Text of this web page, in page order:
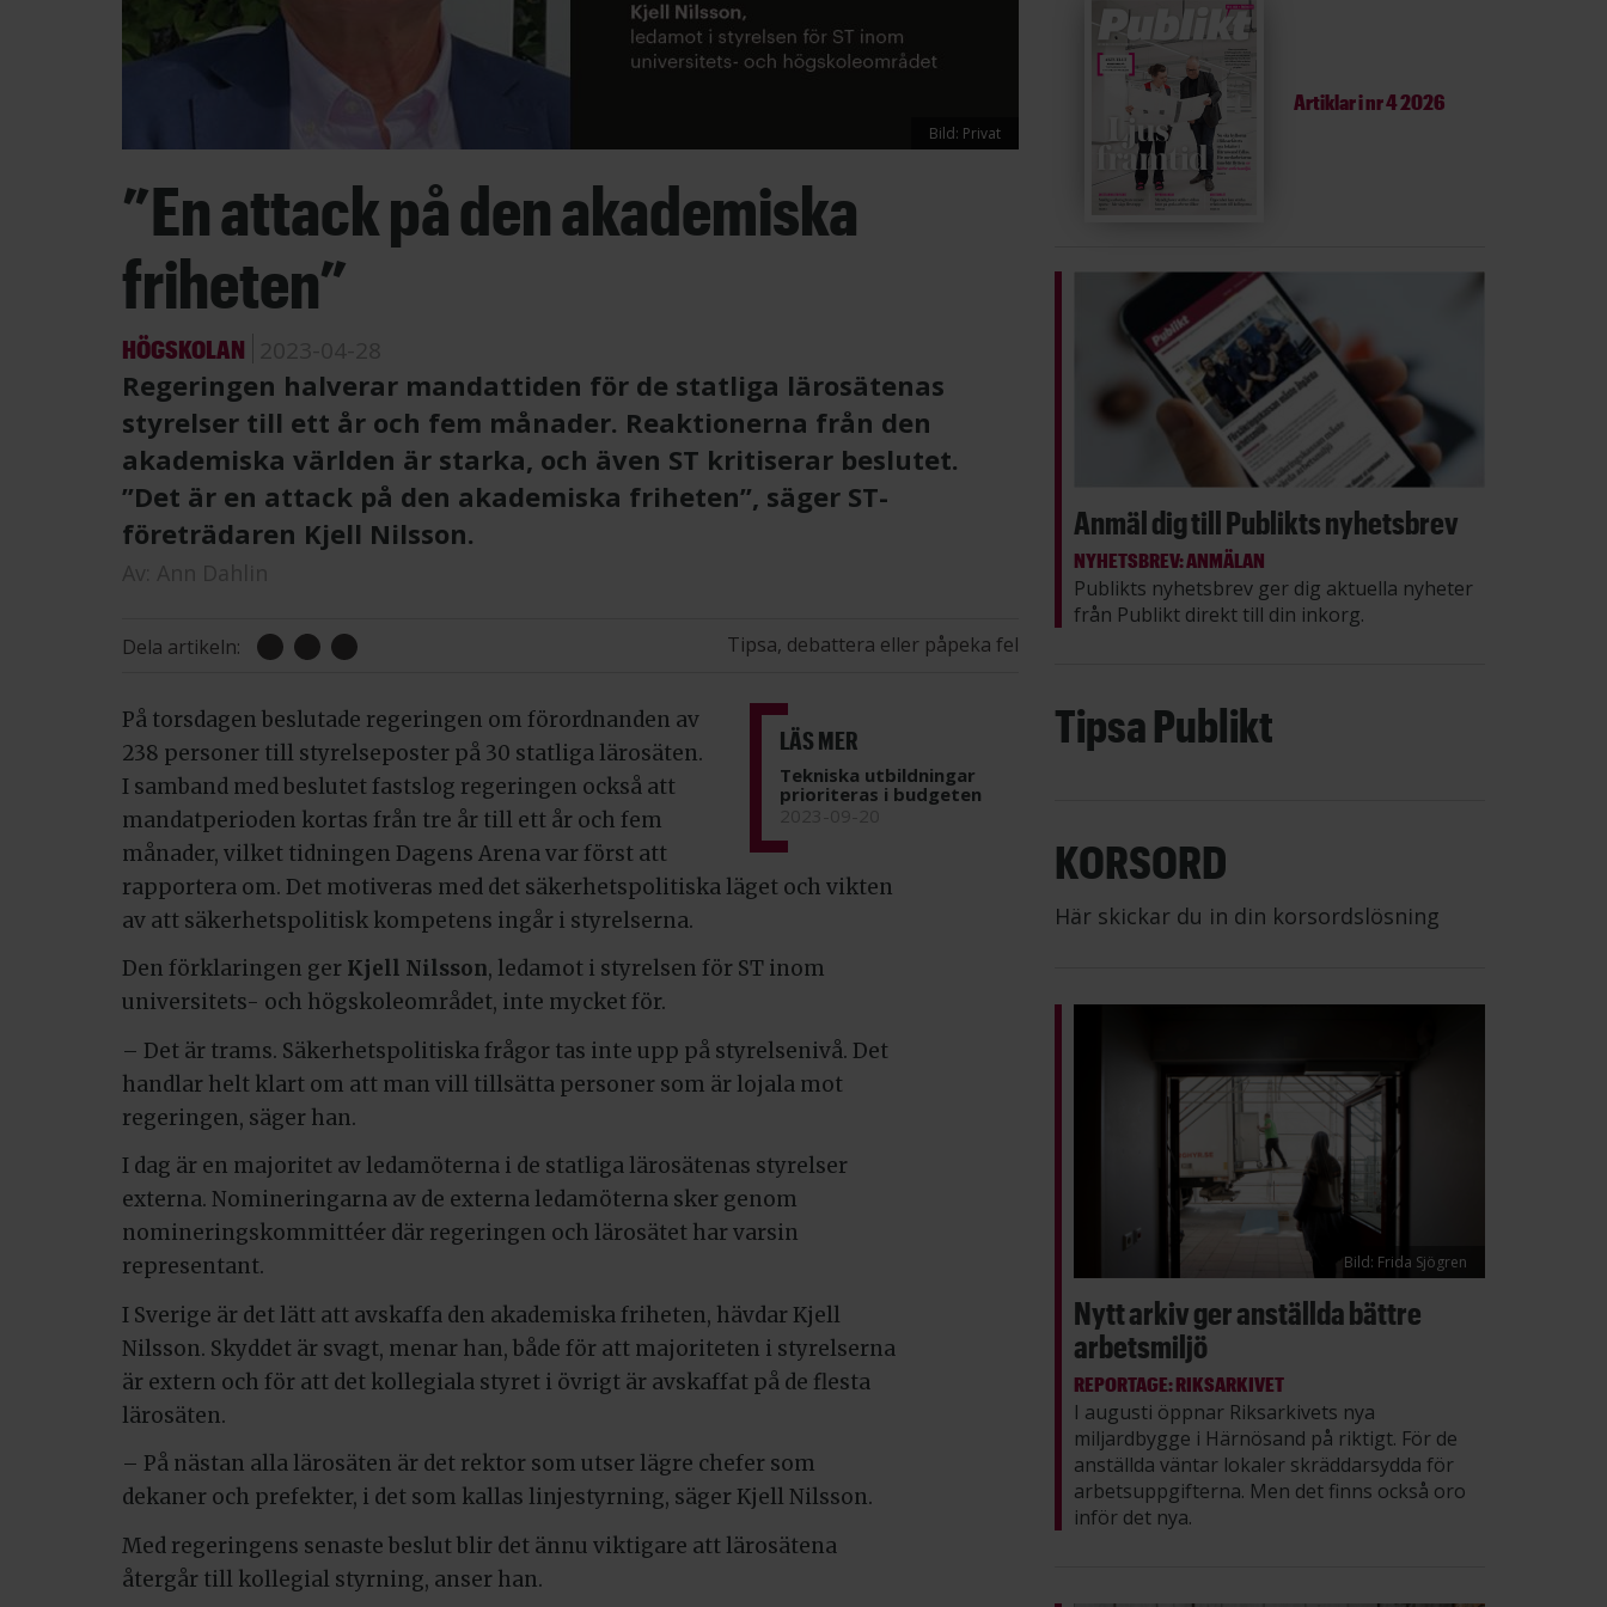
Bild: Privat
”En attack på den akademiska
friheten”
HÖGSKOLAN
Regeringen halverar mandattiden för de statliga lärosätenas
styrelser till ett år och fem månader. Reaktionerna från den
akademiska världen är starka, och även ST kritiserar beslutet.
”Det är en attack på den akademiska friheten”, säger ST-
företrädaren Kjell Nilsson.
Dela artikeln: Tipsa, debattera eller påpeka fel
LÄS MER
Tekniska utbildningar
prioriteras i budgeten
På torsdagen beslutade regeringen om förordnanden av
238 personer till styrelseposter på 30 statliga lärosäten.
I samband med beslutet fastslog regeringen också att
mandatperioden kortas från tre år till ett år och fem
månader, vilket tidningen Dagens Arena var först att
rapportera om. Det motiveras med det säkerhetspolitiska läget och vikten
av att säkerhetspolitisk kompetens ingår i styrelserna.
Den förklaringen ger Kjell Nilsson, ledamot i styrelsen för ST inom
universitets- och högskoleområdet, inte mycket för.
– Det är trams. Säkerhetspolitiska frågor tas inte upp på styrelsenivå. Det
handlar helt klart om att man vill tillsätta personer som är lojala mot
regeringen, säger han.
I dag är en majoritet av ledamöterna i de statliga lärosätenas styrelser
externa. Nomineringarna av de externa ledamöterna sker genom
nomineringskommittéer där regeringen och lärosätet har varsin
representant.
I Sverige är det lätt att avskaffa den akademiska friheten, hävdar Kjell
Nilsson. Skyddet är svagt, menar han, både för att majoriteten i styrelserna
är extern och för att det kollegiala styret i övrigt är avskaffat på de flesta
lärosäten.
– På nästan alla lärosäten är det rektor som utser lägre chefer som
dekaner och prefekter, i det som kallas linjestyrning, säger Kjell Nilsson.
Med regeringens senaste beslut blir det ännu viktigare att lärosätena
återgår till kollegial styrning, anser han.
Artiklar inr 4 2026
Anmäl dig till Publikts nyhetsbrev
NYHETSBREV: ANMÄLAN
Publikts nyhetsbrev ger dig aktuella nyheter
från Publikt direkt till din inkorg.
Tipsa Publikt
KORSORD
Här skickar du in din korsordslösning
Bild: Frida Sjögren
Nytt arkiv ger anställda bättre
arbetsmiljö
REPORTAGE: RIKSARKIVET
I augusti öppnar Riksarkivets nya
miljardbygge i Härnösand på riktigt. För de
anställda väntar lokaler skräddarsydda för
arbetsuppgifterna. Men det finns också oro
inför det nya.